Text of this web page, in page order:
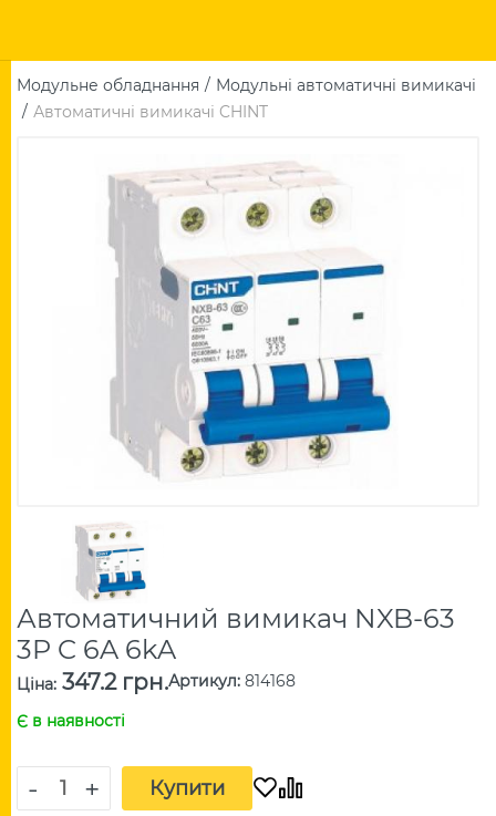
Модульне обладнання
Модульні автоматичні вимикачі
Автоматичні вимикачі CHINT
Автоматичний вимикач NXB-63
3P C 6A 6kA
Ціна: 347.2 грн.Артикул: 814168
Є в наявності
- + Купити